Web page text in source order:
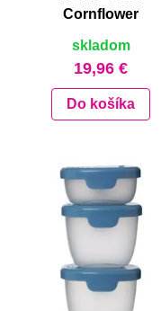
Cornflower
skladom
19,96 €
Do košíka